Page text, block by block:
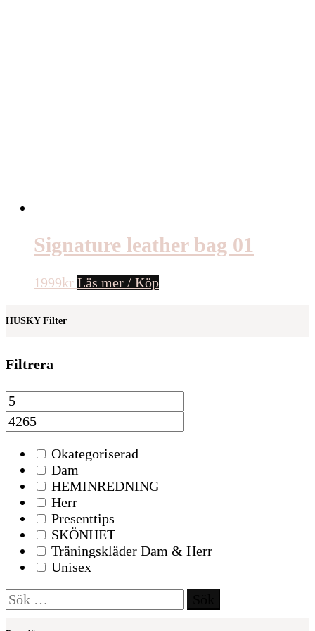
Signature leather bag 01
1999kr Läs mer / Köp
HUSKY Filter
Filtrera
Okategoriserad
Dam
HEMINREDNING
Herr
Presenttips
SKÖNHET
Träningskläder Dam & Herr
Unisex
Sök
efter: